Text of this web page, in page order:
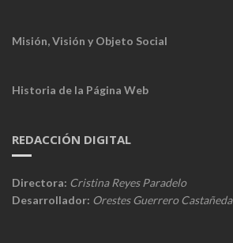
Misión, Visión y Objeto Social
Historia de la Página Web
REDACCIÓN DIGITAL
Directora: Cristina Reyes Paradelo
Desarrollador: Orestes Guerrero Castañeda